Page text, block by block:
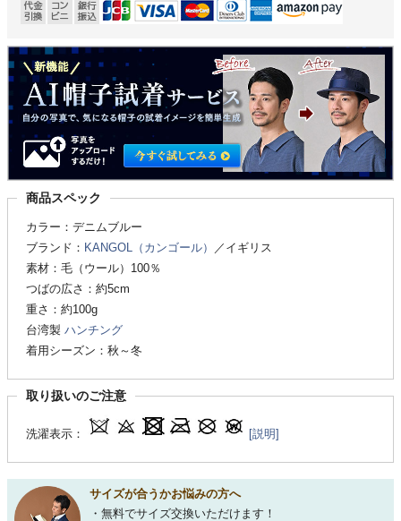
商品スペック
カラー：デニムブルー
ブランド： KANGOL（カンゴール）
／イギリス
素材：毛（ウール）100％
つばの広さ：約5cm
重さ：約100g
台湾製 ハンチング
着用シーズン：秋～冬
取り扱いのご注意
洗濯表示： [説明]
サイズが合うかお悩みの方へ
・無料でサイズ交換いただけます！